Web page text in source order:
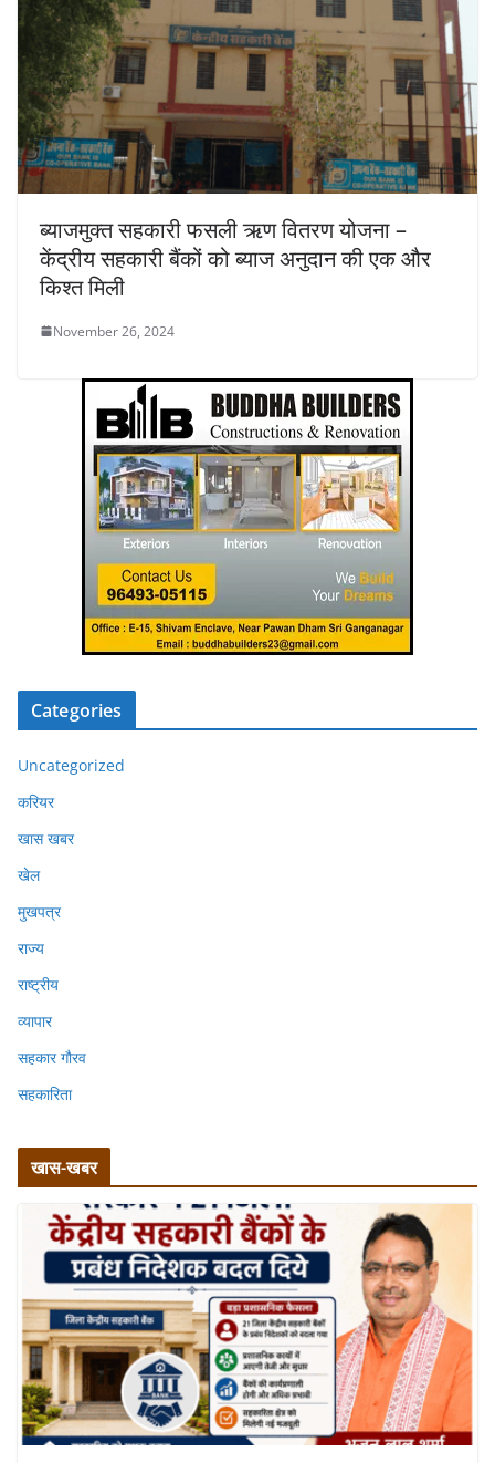
ब्याजमुक्त सहकारी फसली ऋण वितरण योजना –
केंद्रीय सहकारी बैंकों को ब्याज अनुदान की एक और
किश्त मिली
November 26, 2024
Categories
Uncategorized
करियर
खास खबर
खेल
मुखपत्र
राज्य
राष्ट्रीय
व्यापार
सहकार गौरव
सहकारिता
खास-खबर